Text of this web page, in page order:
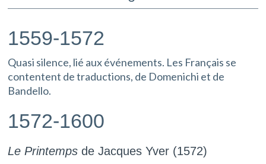
1559-1572
Quasi silence, lié aux événements. Les Français se
contentent de traductions, de Domenichi et de
Bandello.
1572-1600
Le Printemps de Jacques Yver (1572)